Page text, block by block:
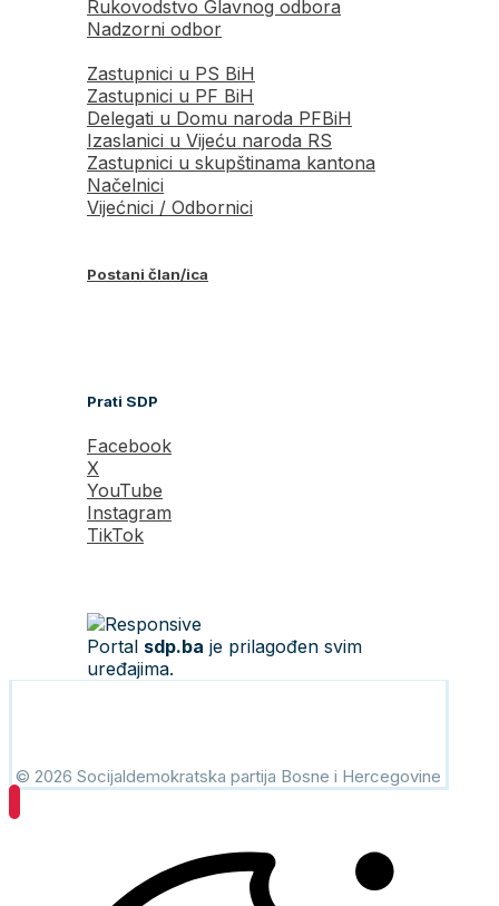
Rukovodstvo Glavnog odbora
Nadzorni odbor
Zastupnici u PS BiH
Zastupnici u PF BiH
Delegati u Domu naroda PFBiH
Izaslanici u Vijeću naroda RS
Zastupnici u skupštinama kantona
Načelnici
Vijećnici / Odbornici
Postani član/ica
Prati SDP
Facebook
X
YouTube
Instagram
TikTok
Portal sdp.ba je prilagođen svim
uređajima.
© 2026 Socijaldemokratska partija Bosne i Hercegovine